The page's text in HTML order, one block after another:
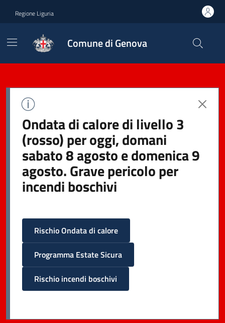
Regione Liguria
Comune di Genova
Ondata di calore di livello 3
(rosso) per oggi, domani
sabato 8 agosto e domenica 9
agosto. Grave pericolo per
incendi boschivi
Rischio Ondata di calore
Programma Estate Sicura
Rischio incendi boschivi